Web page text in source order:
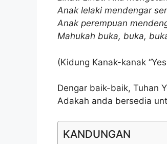
Anak lelaki mendengar
Anak perempuan
Mahukah buka, buka,
(Kidung Kanak-kanak
Dengar baik-baik, Tuhan
Adakah anda bersedia
KANDUNGAN